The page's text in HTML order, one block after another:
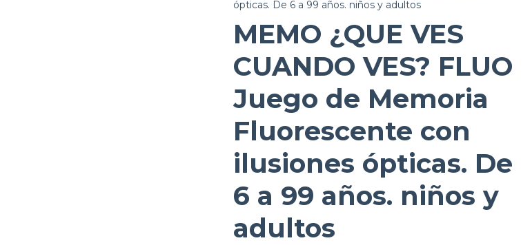
ópticas. De 6 a 99 años. niños y adultos
MEMO ¿QUE VES
CUANDO VES? FLUO
Juego de Memoria
Fluorescente con
ilusiones ópticas. De
6 a 99 años. niños y
adultos